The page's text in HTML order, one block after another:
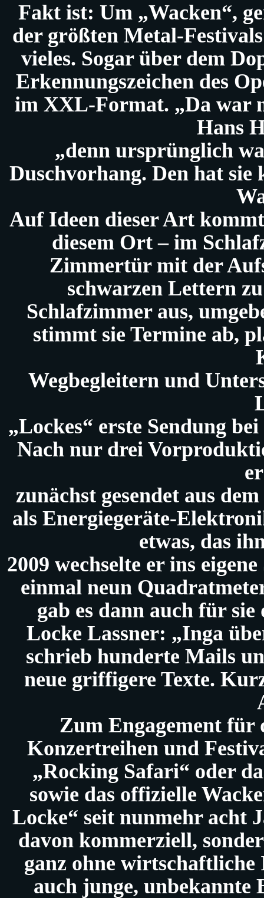
Fakt ist: Um „Wacken“,
der größten Metal-
vieles. Sogar über dem
Erkennungszeichen des
im XXL-Format. „Da war
Hans
„denn ursprünglich
Duschvorhang. Den hat
Auf Ideen dieser Art
diesem Ort – im
Zimmertür mit der
schwarzen Lettern
Schlafzimmer aus,
stimmt sie Termine ab,
Wegbegleitern und
„Lockes“ erste Sendung
Nach nur drei
zunächst gesendet aus
als Energiegeräte-
etwas, das
2009 wechselte er ins
einmal neun
gab es dann auch für
Locke Lassner: „Inga
schrieb hunderte Mails
neue griffigere Texte.
Zum Engagement für
Konzertreihen und
„Rocking Safari“ oder
sowie das offizielle
Locke“ seit nunmehr acht
davon kommerziell,
ganz ohne wirtschaftliche
auch junge, unbekannte